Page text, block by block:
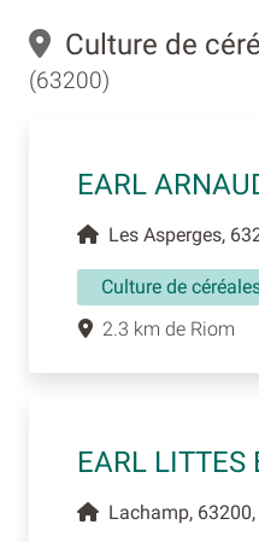
Culture de
(63200)
EARL
Les Asperges,
Culture de
2.3 km de Riom
EARL LITTES
Lachamp,